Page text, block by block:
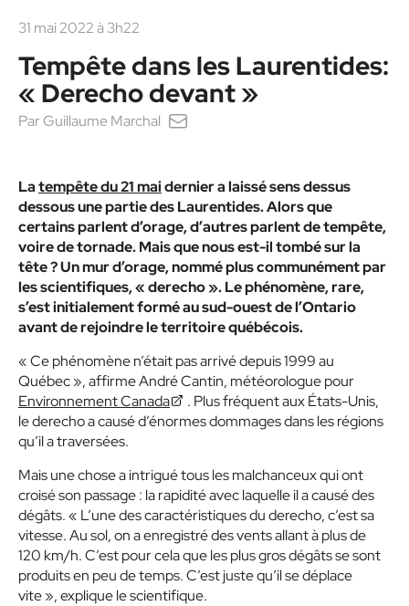
31 mai 2022 à 3h22
Tempête dans les Laurentides:
« Derecho devant »
ParGuillaume Marchal
Latempête du 21 maidernier a laissé sens dessus
dessous une partie des Laurentides. Alors que
certains parlent d’orage, d’autres parlent de tempête,
voire de tornade. Mais que nous est-il tombé sur la
tête ? Un mur d’orage, nommé plus communément par
les scientifiques,« derecho ». Le phénomène, rare,
s’est initialement formé au sud-ouest de l’Ontario
avant de rejoindre le territoire québécois.
« Ce phénomène n’était pas arrivé depuis 1999 au
Québec », affirme André Cantin, météorologue pour
Environnement Canada
. Plus fréquent aux États-Unis,
le derecho a causé d’énormes dommages dans les régions
qu’il a traversées.
Mais une chose a intrigué tous les malchanceux qui ont
croisé son passage : la rapidité avec laquelle il a causé des
dégâts.« L’une des caractéristiques du derecho, c’est sa
vitesse. Au sol, on a enregistré des vents allant à plus de
120 km/h. C’est pour cela que les plus gros dégâts se sont
produits en peu de temps. C’est juste qu’il se déplace
vite », explique le scientifique.